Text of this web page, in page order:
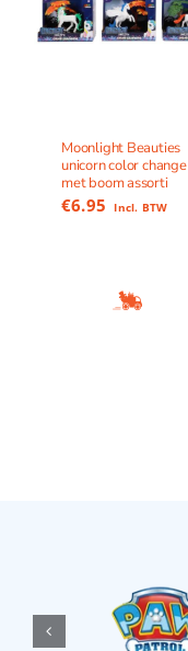
Moonlight Beauties
unicorn color change
met boom assorti
€6.95 Incl. BTW